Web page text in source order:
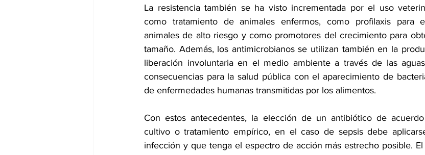
La resistencia también se ha visto incrementada por el uso
como tratamiento de animales enfermos, como profilaxis para
animales de alto riesgo y como promotores del crecimiento para
tamaño. Además, los antimicrobianos se utilizan también en la
liberación involuntaria en el medio ambiente a través de las
consecuencias para la salud pública con el aparecimiento de
de enfermedades humanas transmitidas por los alimentos.
Con estos antecedentes, la elección de un antibiótico de
cultivo o tratamiento empírico, en el caso de sepsis debe
infección y que tenga el espectro de acción más estrecho posible.